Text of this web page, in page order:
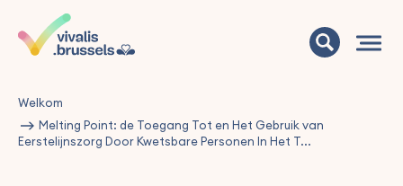
Welkom
Melting Point: de Toegang Tot en Het Gebruik van
Eerstelijnszorg Door Kwetsbare Personen In Het T...